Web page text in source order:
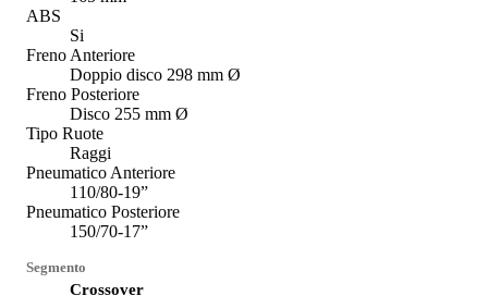
ABS
Si
Freno Anteriore
Doppio disco 298 mm Ø
Freno Posteriore
Disco 255 mm Ø
Tipo Ruote
Raggi
Pneumatico Anteriore
110/80-19”
Pneumatico Posteriore
150/70-17”
Segmento
Crossover